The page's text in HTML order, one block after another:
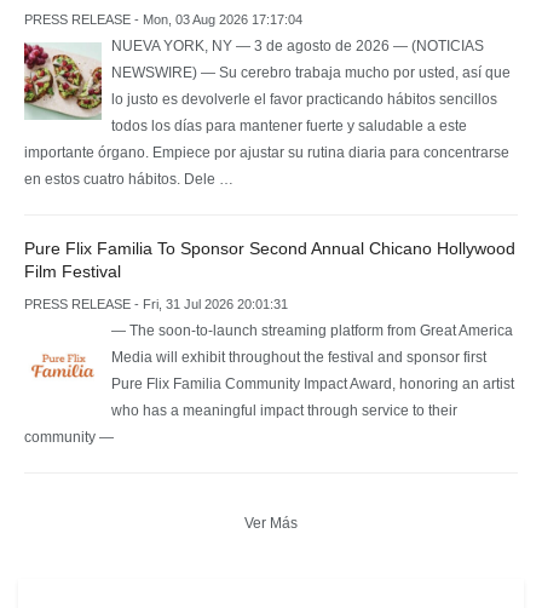
PRESS RELEASE - Mon, 03 Aug 2026 17:17:04
NUEVA YORK, NY — 3 de agosto de 2026 — (NOTICIAS
NEWSWIRE) — Su cerebro trabaja mucho por usted, así que
lo justo es devolverle el favor practicando hábitos sencillos
todos los días para mantener fuerte y saludable a este
importante órgano. Empiece por ajustar su rutina diaria para concentrarse
en estos cuatro hábitos. Dele …
Pure Flix Familia To Sponsor Second Annual Chicano Hollywood
Film Festival
PRESS RELEASE - Fri, 31 Jul 2026 20:01:31
— The soon-to-launch streaming platform from Great America
Media will exhibit throughout the festival and sponsor first
Pure Flix Familia Community Impact Award, honoring an artist
who has a meaningful impact through service to their
community —
Ver Más